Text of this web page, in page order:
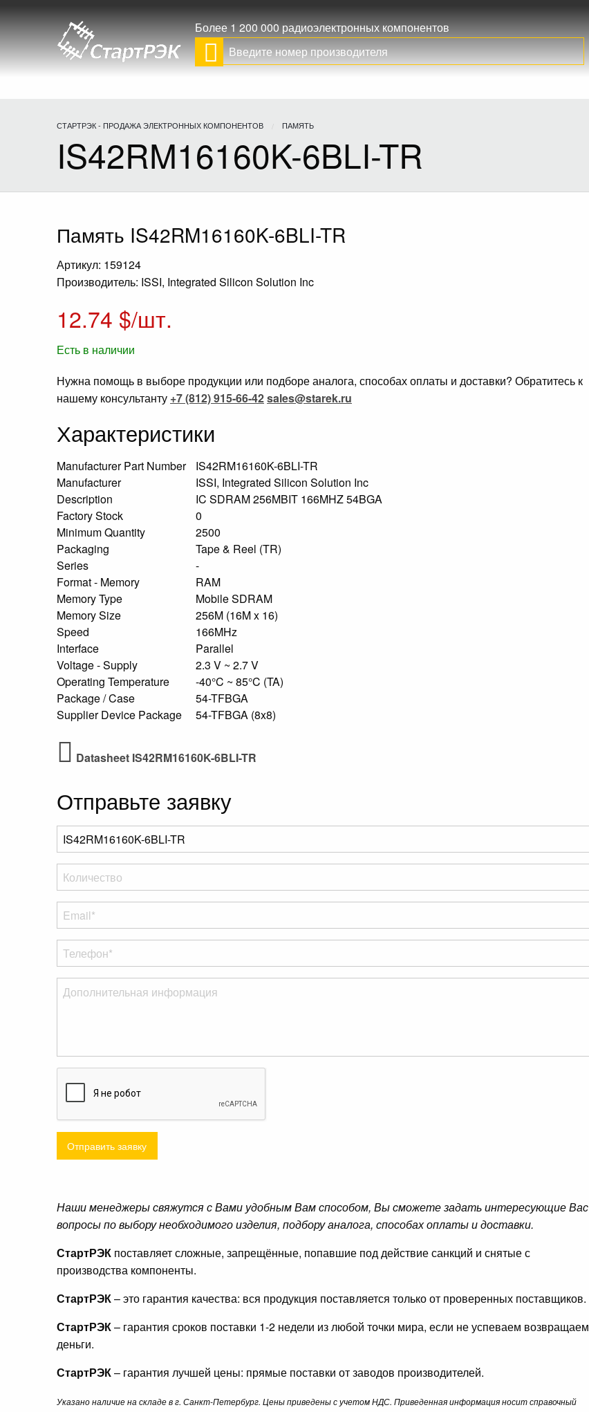
Более 1 200 000 радиоэлектронных компонентов
СТАРТРЭК - ПРОДАЖА ЭЛЕКТРОННЫХ КОМПОНЕНТОВ ПАМЯТЬ
IS42RM16160K-6BLI-TR
Память IS42RM16160K-6BLI-TR
Артикул: 159124
Производитель: ISSI, Integrated Silicon Solution Inc
12.74 $/шт.
Есть в наличии
Нужна помощь в выборе продукции или подборе аналога, способах оплаты и доставки? Обратитесь к
нашему консультанту +7 (812) 915-66-42sales@starek.ru
Характеристики
Manufacturer Part Number
IS42RM16160K-6BLI-TR
Manufacturer
ISSI, Integrated Silicon Solution Inc
Description
IC SDRAM 256MBIT 166MHZ 54BGA
Factory Stock
0
Minimum Quantity
2500
Packaging
Tape & Reel (TR)
Series
-
Format - Memory
RAM
Memory Type
Mobile SDRAM
Memory Size
256M (16M x 16)
Speed
166MHz
Interface
Parallel
Voltage - Supply
2.3 V ~ 2.7 V
Operating Temperature
-40°C ~ 85°C (TA)
Package / Case
54-TFBGA
Supplier Device Package
54-TFBGA (8x8)
Datasheet IS42RM16160K-6BLI-TR
Отправьте заявку
Отправить заявку
Наши менеджеры свяжутся с Вами удобным Вам способом, Вы сможете задать интересующие Вас
вопросы по выбору необходимого изделия, подбору аналога, способах оплаты и доставки.
СтартРЭК поставляет сложные, запрещённые, попавшие под действие санкций и снятые с
производства компоненты.
СтартРЭК– это гарантия качества: вся продукция поставляется только от проверенных поставщиков.
СтартРЭК– гарантия сроков поставки 1-2 недели из любой точки мира, если не успеваем возвращаем
деньги.
СтартРЭК– гарантия лучшей цены: прямые поставки от заводов производителей.
Указано наличие на складе в г. Санкт-Петербург. Цены приведены с учетом НДС. Приведенная информация носит справочный